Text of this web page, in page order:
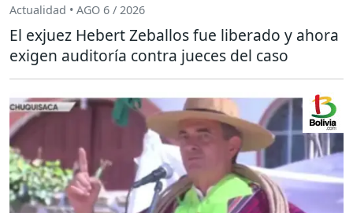
Actualidad • AGO 6 / 2026
El exjuez Hebert Zeballos fue liberado y ahora
exigen auditoría contra jueces del caso